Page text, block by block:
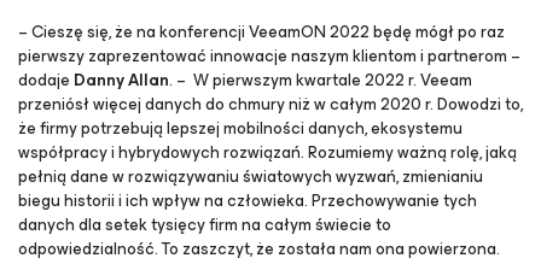
–Cieszę się, że na konferencji VeeamON 2022 będę mógł po raz
pierwszy zaprezentować innowacje naszym klientom i partnerom –
dodaje Danny Allan. – W pierwszym kwartale 2022 r. Veeam
przeniósł więcej danych do chmury niż w całym 2020 r. Dowodzi to,
że firmy potrzebują lepszej mobilności danych, ekosystemu
współpracy i hybrydowych rozwiązań. Rozumiemy ważną rolę, jaką
pełnią dane w rozwiązywaniu światowych wyzwań, zmienianiu
biegu historii i ich wpływ na człowieka. Przechowywanie tych
danych dla setek tysięcy firm na całym świecie to
odpowiedzialność. To zaszczyt, że została nam ona powierzona.